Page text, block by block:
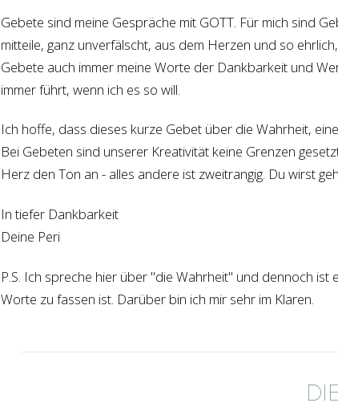
Gebete sind meine Gespräche mit GOTT. Für mich sind
mitteile, ganz unverfälscht, aus dem Herzen und so
Gebete auch immer meine Worte der Dankbarkeit und
immer führt, wenn ich es so will.
Ich hoffe, dass dieses kurze Gebet über die Wahrheit,
Bei Gebeten sind unserer Kreativität keine Grenzen
Herz den Ton an - alles andere ist zweitrangig. Du wirst
In tiefer Dankbarkeit
Deine Peri
P.S. Ich spreche hier über "die Wahrheit" und dennoch
Worte zu fassen ist. Darüber bin ich mir sehr im Klaren.